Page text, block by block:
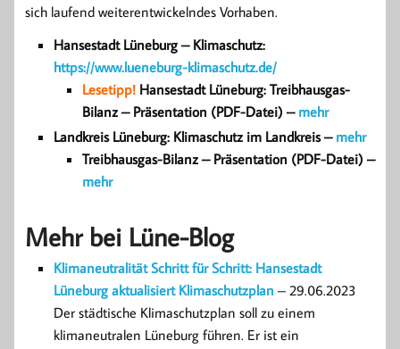
sich laufend weiterentwickelndes Vorhaben.
Hansestadt Lüneburg – Klimaschutz:
https://www.lueneburg-klimaschutz.de/
Lesetipp! Hansestadt Lüneburg: Treibhausgas-
Bilanz – Präsentation (PDF-Datei) – mehr
Landkreis Lüneburg: Klimaschutz im Landkreis – mehr
Treibhausgas-Bilanz – Präsentation (PDF-Datei) –
mehr
Mehr bei Lüne-Blog
Klimaneutralität Schritt für Schritt: Hansestadt
Lüneburg aktualisiert Klimaschutzplan – 29.06.2023
Der städtische Klimaschutzplan soll zu einem
klimaneutralen Lüneburg führen. Er ist ein